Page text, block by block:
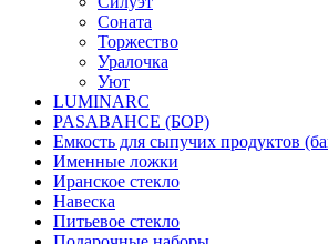
Соната
Торжество
Уралочка
Уют
LUMINARC
PASABAHCE (БОР)
Емкость для сыпучих продуктов
Именные ложки
Иранское стекло
Навеска
Питьевое стекло